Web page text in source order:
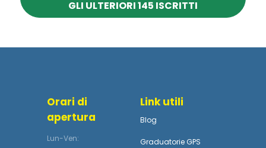
GLI ULTERIORI 145 ISCRITTI
Orari di
apertura
Lun-Ven:
Link utili
Blog
Graduatorie GPS